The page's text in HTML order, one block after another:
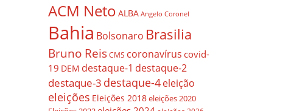
ACM Neto ALBA Angelo Coronel
Bahia Bolsonaro Brasilia
Bruno ReisCMS coronavírus covid-
19 DEM destaque-1 destaque-2
destaque-3 destaque-4eleição
eleições Eleições 2018eleições 2020